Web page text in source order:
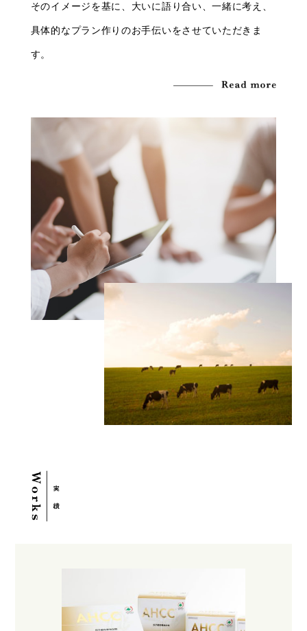
そのイメージを基に、大いに語り合い、一緒に考え、
具体的なプラン作りのお手伝いをさせていただきま
す。